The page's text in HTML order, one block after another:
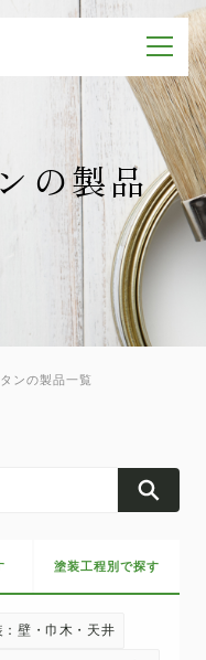
の製品
ンの製品一覧
塗装工程別で探す
：壁・巾木・天井